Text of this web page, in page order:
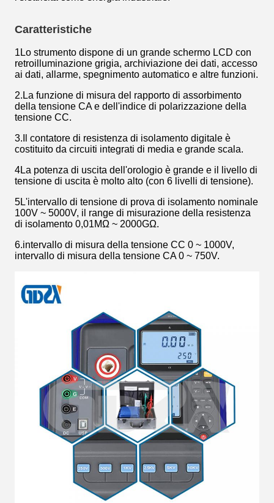
Caratteristiche
1Lo strumento dispone di un grande schermo LCD con
retroilluminazione grigia, archiviazione dei dati, accesso
ai dati, allarme, spegnimento automatico e altre funzioni.
2.La funzione di misura del rapporto di assorbimento
della tensione CA e dell'indice di polarizzazione della
tensione CC.
3.Il contatore di resistenza di isolamento digitale è
costituito da circuiti integrati di media e grande scala.
4La potenza di uscita dell'orologio è grande e il livello di
tensione di uscita è molto alto (con 6 livelli di tensione).
5L'intervallo di tensione di prova di isolamento nominale
100V ~ 5000V, il range di misurazione della resistenza
di isolamento 0,01MΩ ~ 2000GΩ.
6.intervallo di misura della tensione CC 0 ~ 1000V,
intervallo di misura della tensione CA 0 ~ 750V.